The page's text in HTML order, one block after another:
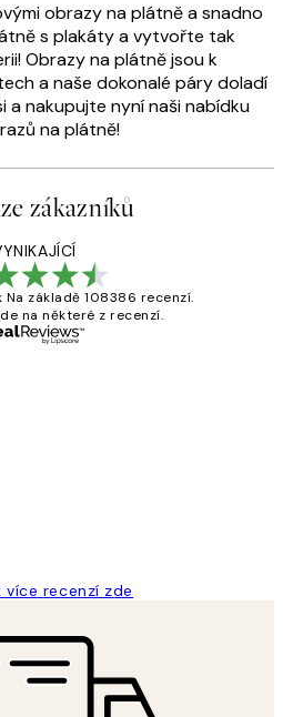
obrazy na plátně a snadno
s plakáty a vytvořte tak
Obrazy na plátně jsou k
a naše dokonalé páry doladí
a nakupujte nyní naši nabídku
na plátně!
zákazníků
Na základě 108386 recenzí.
na některé z recenzí.
více recenzí zde